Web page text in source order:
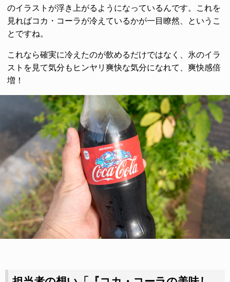
のイラストが浮き上がるようになっているんです。これを
見ればコカ・コーラが冷えているかが一目瞭然、というこ
とですね。
これなら確実に冷えたのが飲めるだけではなく、氷のイラ
ストを見て気分もヒンヤリ爽快な気分になれて、爽快感倍
増！